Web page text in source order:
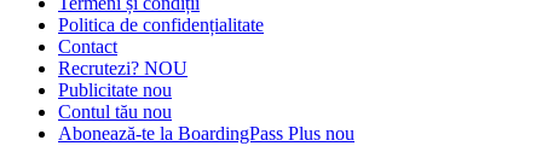
Politica de confidențialitate
Contact
Recrutezi? NOU
Publicitate nou
Contul tău nou
Abonează-te la BoardingPass Plus nou